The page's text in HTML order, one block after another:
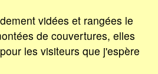
vidées et rangées le
de couvertures, elles
les visiteurs que j'espère